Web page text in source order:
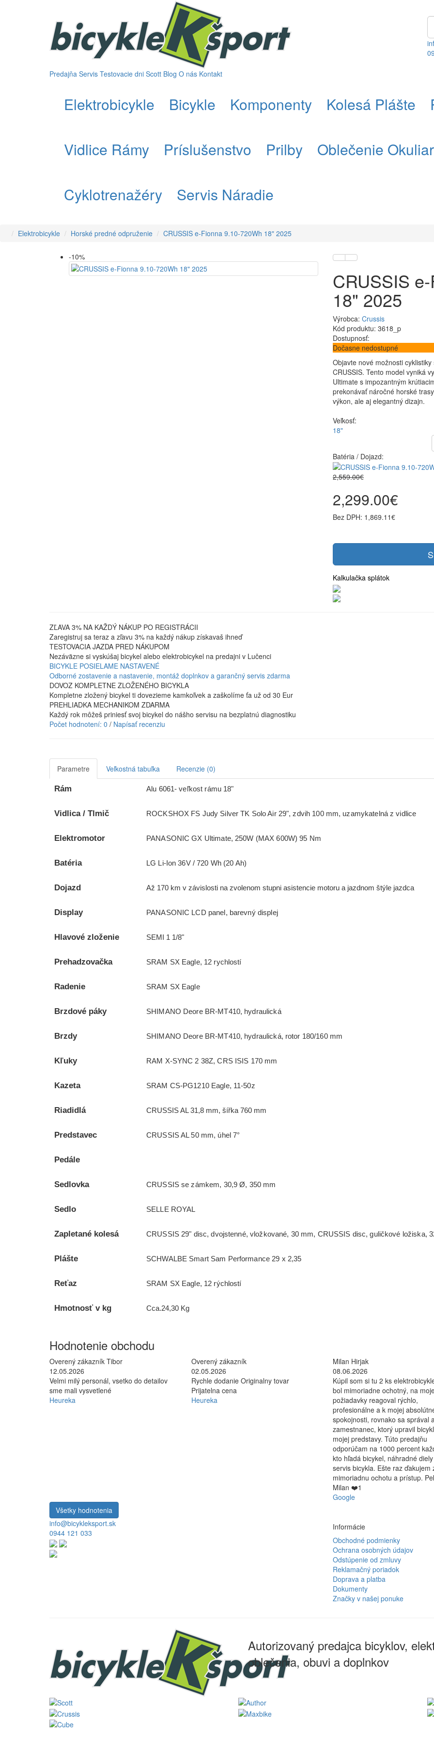
Predajňa Servis Testovacie dni Scott Blog O nás Kontakt
Elektrobicykle Bicykle Komponenty Kolesá Plášte
Vidlice Rámy Príslušenstvo Prilby Oblečenie
Cyklotrenažéry Servis Náradie
Elektrobicykle Horské predné odpruženie CRUSSIS e-Fionna 9.10-720Wh 18" 2025
-10%
CRUSSIS
18" 2025
Výrobca: Crussis
Kód produktu: 3618_p
Dostupnosť:
Dočasne nedostupné
Objavte nové možnosti
CRUSSIS. Tento model vyniká
Ultimate s impozantným
prekonávať náročné horské
výkon, ale aj elegantný dizajn.
Veľkosť:
18"
Batéria / Dojazd:
2,559.00€
2,299.00€
Bez DPH: 1,869.11€
Kalkulačka splátok
ZĽAVA 3% NA KAŽDÝ NÁKUP PO REGISTRÁCII
Zaregistruj sa teraz a zľavu 3% na každý nákup získavaš ihneď
TESTOVACIA JAZDA PRED NÁKUPOM
Nezáväzne si vyskúšaj bicykel alebo elektrobicykel na predajni v Lučenci
BICYKLE POSIELAME NASTAVENÉ
Odborné zostavenie a nastavenie, montáž doplnkov a garančný servis zdarma
DOVOZ KOMPLETNE ZLOŽENÉHO BICYKLA
Kompletne zložený bicykel ti dovezieme kamkoľvek a zaškolíme ťa už od 30 Eur
PREHLIADKA MECHANIKOM ZDARMA
Každý rok môžeš priniesť svoj bicykel do nášho servisu na bezplatnú diagnostiku
Počet hodnotení: 0 / Napísať recenziu
Parametre Veľkostná tabuľka Recenzie (0)
Rám Alu 6061- veľkost rámu 18"
Vidlica / Tlmič ROCKSHOX FS Judy Silver TK Solo Air 29", zdvih 100 mm, uzamykatelná z vidlice
Elektromotor PANASONIC GX Ultimate, 250W (MAX 600W) 95 Nm
Batéria LG Li-Ion 36V / 720 Wh (20 Ah)
Dojazd Až 170 km v závislosti na zvolenom stupni asistencie motoru a jazdnom štýle jazdca
Display PANASONIC LCD panel, barevný displej
Hlavové zloženie SEMI 1 1/8"
Prehadzovačka SRAM SX Eagle, 12 rychlostí
Radenie SRAM SX Eagle
Brzdové páky SHIMANO Deore BR-MT410, hydraulická
Brzdy SHIMANO Deore BR-MT410, hydraulická, rotor 180/160 mm
Kľuky RAM X-SYNC 2 38Z, CRS ISIS 170 mm
Kazeta SRAM CS-PG1210 Eagle, 11-50z
Riadidlá CRUSSIS AL 31,8 mm, šířka 760 mm
Predstavec CRUSSIS AL 50 mm, úhel 7°
Pedále
Sedlovka CRUSSIS se zámkem, 30,9 Ø, 350 mm
Sedlo SELLE ROYAL
Zapletané kolesá CRUSSIS 29" disc, dvojstenné, vložkované, 30 mm, CRUSSIS disc, guličkové ložiska,
Plášte SCHWALBE Smart Sam Performance 29 x 2,35
Reťaz SRAM SX Eagle, 12 rýchlostí
Hmotnosť v kg Cca.24,30 Kg
Hodnotenie obchodu
Overený zákazník Tibor
12.05.2026
Velmi milý personál, vsetko do detailov
sme mali vysvetlené
Heureka
Overený zákazník
02.05.2026
Rychle dodanie Originalny tovar
Prijatelna cena
Heureka
Milan Hirjak
08.06.2026
Kúpil som si tu 2 ks
bol mimoriadne ochotný, na
požiadavky reagoval rýchlo,
profesionálne a k mojej
spokojnosti, rovnako sa správal
zamestnanec, ktorý upravil
mojej predstavy. Túto predajňu
odporúčam na 1000 percent
kto hľadá bicykel, náhradné
servis bicykla. Ešte raz ďakujem
mimoriadnu ochotu a prístup.
Milan ❤️1
Google
Všetky hodnotenia
info@bicykleksport.sk
0944 121 033
Informácie
Obchodné podmienky
Ochrana osobných údajov
Odstúpenie od zmluvy
Reklamačný poriadok
Doprava a platba
Dokumenty
Značky v našej ponuke
Autorizovaný predajca bicyklov,
oblečenia, obuvi a doplnkov